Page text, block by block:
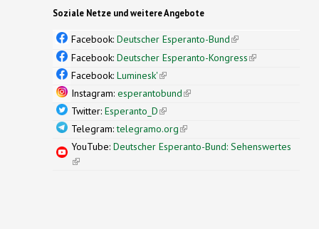
Soziale Netze und weitere Angebote
Facebook: Deutscher Esperanto-Bund(link is
external)
Facebook: Deutscher Esperanto-Kongress(link is
Facebook: Luminesk'(link is external)
Instagram: esperantobund(link is external)
Twitter: Esperanto_D(link is external)
Telegram:telegramo.org(link is external)
YouTube: Deutscher Esperanto-Bund: Sehenswertes
(link is external)